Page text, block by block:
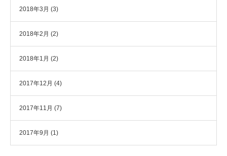
2018年3月 (3)
2018年2月 (2)
2018年1月 (2)
2017年12月 (4)
2017年11月 (7)
2017年9月 (1)